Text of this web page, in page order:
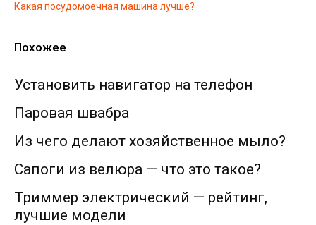
Какая посудомоечная машина лучше?
Похожее
Установить навигатор на телефон
Паровая швабра
Из чего делают хозяйственное мыло?
Сапоги из велюра — что это такое?
Триммер электрический — рейтинг,
лучшие модели